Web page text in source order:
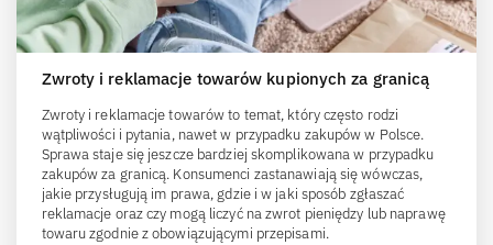
Zwroty i reklamacje towarów kupionych za granicą
Zwroty i reklamacje towarów to temat, który często rodzi
wątpliwości i pytania, nawet w przypadku zakupów w Polsce.
Sprawa staje się jeszcze bardziej skomplikowana w przypadku
zakupów za granicą. Konsumenci zastanawiają się wówczas,
jakie przysługują im prawa, gdzie i w jaki sposób zgłaszać
reklamacje oraz czy mogą liczyć na zwrot pieniędzy lub naprawę
towaru zgodnie z obowiązującymi przepisami.